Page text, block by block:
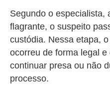
Segundo o especialista,
flagrante, o suspeito
custódia. Nessa etapa,
ocorreu de forma legal
continuar presa ou não
processo.